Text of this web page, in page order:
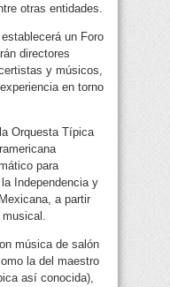
otras entidades.
un Foro
directores
y músicos,
en torno
Orquesta Típica
para
Independencia y
a partir
música de salón
la del maestro
así conocida),